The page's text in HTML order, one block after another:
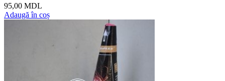
95,00 MDL
Adaugă în coș